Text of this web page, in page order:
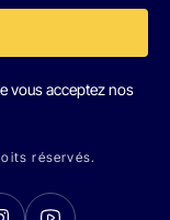
vous acceptez nos
réservés.